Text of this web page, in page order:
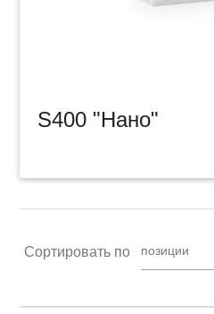
S400 "Нано"
Сортировать по